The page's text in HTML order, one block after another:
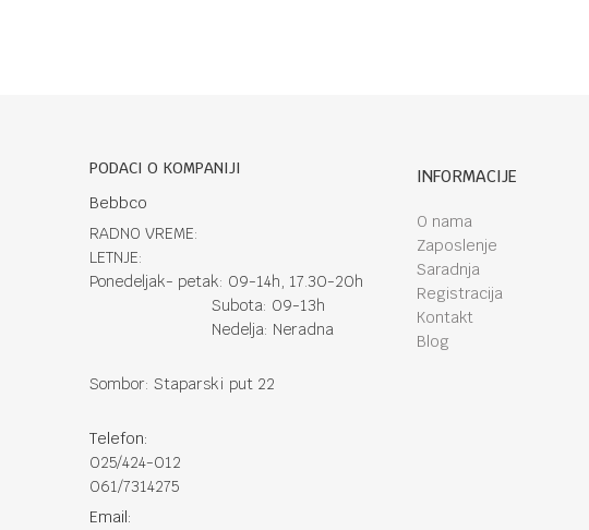
PODACI O KOMPANIJI
Bebbco
RADNO VREME:
LETNJE:
Ponedeljak- petak: 09-14h, 17.30-20h
Subota: 09-13h
Nedelja: Neradna
Sombor: Staparski put 22
Telefon:
025/424-012
061/7314275
Email:
INFORMACIJE
O nama
Zaposlenje
Saradnja
Registracija
Kontakt
Blog